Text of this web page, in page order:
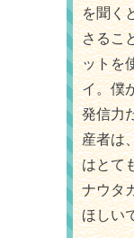
を聞く
さるこ
ットを
イ。僕
発信力
産者は
はとて
ナウタ
ほしい